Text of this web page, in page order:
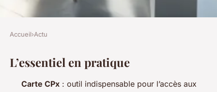
Ou obtenir facilement votre
carte CPx en 2026
Accueil›Actu
L’essentiel en pratique
Carte CPx : outil indispensable pour l’accès aux